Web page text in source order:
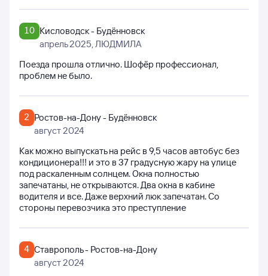
10 Кисловодск - Будённовск
апрель 2025, ЛЮДМИЛА
Поезда прошла отлично. Шофёр профессионал,
проблем не было.
2 Ростов-на-Дону - Будённовск
август 2024
Как можно выпускать на рейс в 9,5 часов автобус без
кондиционера!!! и это в 37 градусную жару на улице
под раскаленным солнцем. Окна полностью
запечатаны, не открываются. Два окна в кабине
водителя и все. Даже верхний люк запечатан. Со
стороны перевозчика это преступление
4 Ставрополь - Ростов-на-Дону
август 2024